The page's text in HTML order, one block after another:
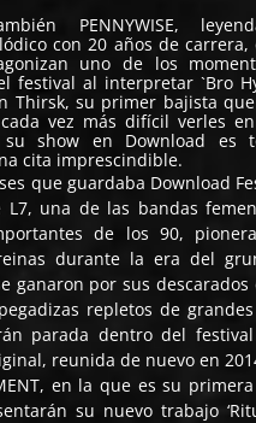
PENNYWISE,
con 20 años de carrera,
uno de los
festival al interpretar `Bro
Thirsk, su primer bajista
vez más difícil verles
show en Download es
cita imprescindible.
que guardaba Download
una de las bandas
de los 90,
durante la era del
ganaron por sus descarados
repletos de
parada dentro del
reunida de nuevo en
en la que es su
su nuevo trabajo